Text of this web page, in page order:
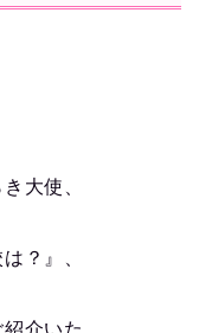
大使、
？』、
介いた